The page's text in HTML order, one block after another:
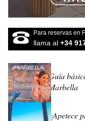
Para reservas en
llama al +34
Guía
Marbella
¿Apetece